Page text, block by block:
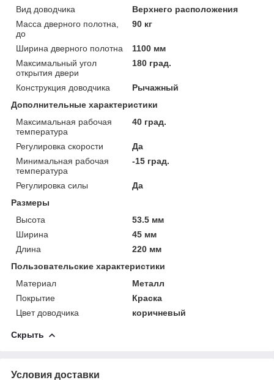
Вид доводчика
Верхнего расположения
Масса дверного полотна,
до
90 кг
Ширина дверного полотна
1100 мм
Максимальный угол
открытия двери
180 град.
Конструкция доводчика
Рычажный
Дополнительные характеристики
Максимальная рабочая
температура
40 град.
Регулировка скорости
Да
Минимальная рабочая
температура
-15 град.
Регулировка силы
Да
Размеры
Высота
53.5 мм
Ширина
45 мм
Длина
220 мм
Пользовательские характеристики
Материал
Металл
Покрытие
Краска
Цвет доводчика
коричневый
Скрыть
Условия доставки